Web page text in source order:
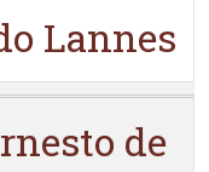
Lannes
de